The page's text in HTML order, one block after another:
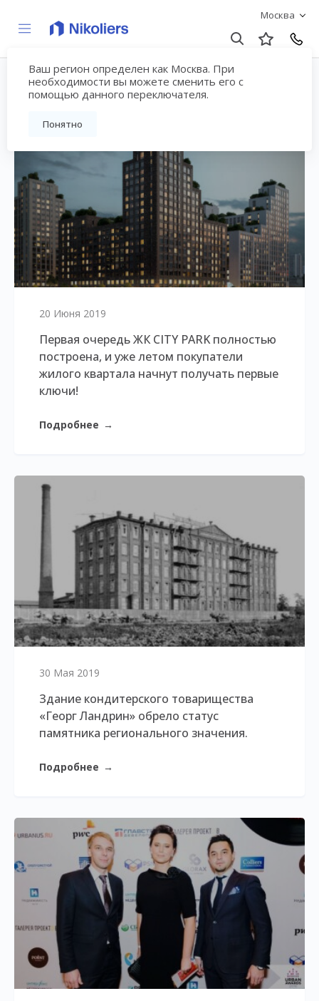
Москва
Ваш регион определен как Москва. При
необходимости вы можете сменить его с
помощью данного переключателя.
Понятно
Блог - страница №40
20 Июня 2019
Первая очередь ЖК CITY PARK полностью
построена, и уже летом покупатели
жилого квартала начнут получать первые
ключи!
Подробнее →
30 Мая 2019
Здание кондитерского товарищества
«Георг Ландрин» обрело статус
памятника регионального значения.
Подробнее →